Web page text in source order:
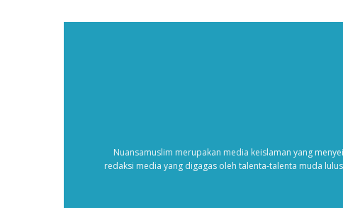
Nuansamuslim merupakan media keislaman yang
redaksi media yang digagas oleh talenta-talenta muda